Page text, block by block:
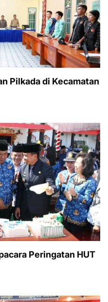
Pilkada di Kecamatan
Peringatan HUT